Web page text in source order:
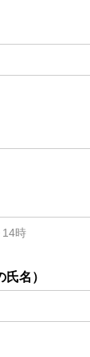
14時
名）